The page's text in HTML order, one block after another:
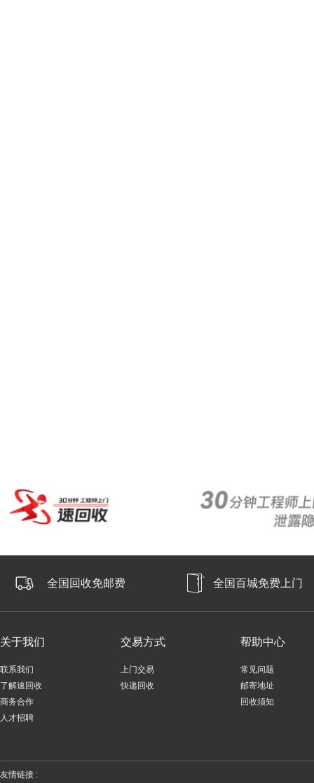
全国回收免邮费 全国百城免费上门
关于我们
联系我们
了解速回收
商务合作
人才招聘
交易方式
上门交易
快递回收
帮助中心
常见问题
邮寄地址
回收须知
友情链接 :